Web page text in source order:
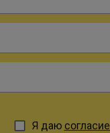
Я даю